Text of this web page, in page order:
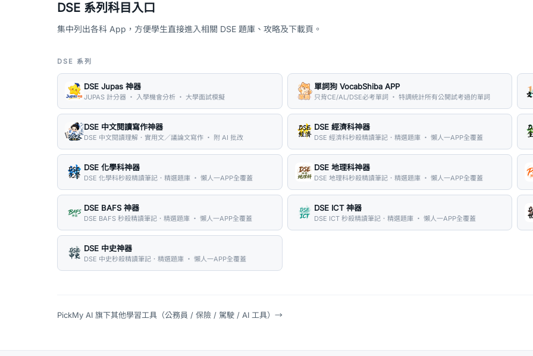
DSE 系列科目入口
集中列出各科 App，方便學生直接進入相關 DSE 題庫、攻略及下載頁。
DSE 系列
DSE Jupas 神器
JUPAS 計分器 ・ 入學機會分析 ・ 大學面試模擬
單詞狗 VocabShiba APP
只背CE/AL/DSE必考單詞 ・ 特調統計所有公開試考過的單詞
DSE 中文閱讀寫作神器
DSE 中文閱讀理解．實用文／議論文寫作 ・ 附 AI 批改
DSE 經濟科神器
DSE 經濟科秒殺精讀筆記．精選題庫 ・ 懶人一APP全覆蓋
DSE 化學科神器
DSE 化學科秒殺精讀筆記．精選題庫 ・ 懶人一APP全覆蓋
DSE 地理科神器
DSE 地理科秒殺精讀筆記．精選題庫 ・ 懶人一APP全覆蓋
DSE BAFS 神器
DSE BAFS 秒殺精讀筆記．精選題庫 ・ 懶人一APP全覆蓋
DSE ICT 神器
DSE ICT 秒殺精讀筆記．精選題庫 ・ 懶人一APP全覆蓋
DSE 中史神器
DSE 中史秒殺精讀筆記．精選題庫 ・ 懶人一APP全覆蓋
PickMy AI 旗下其他學習工具（公務員 / 保險 / 駕駛 / AI 工具） →